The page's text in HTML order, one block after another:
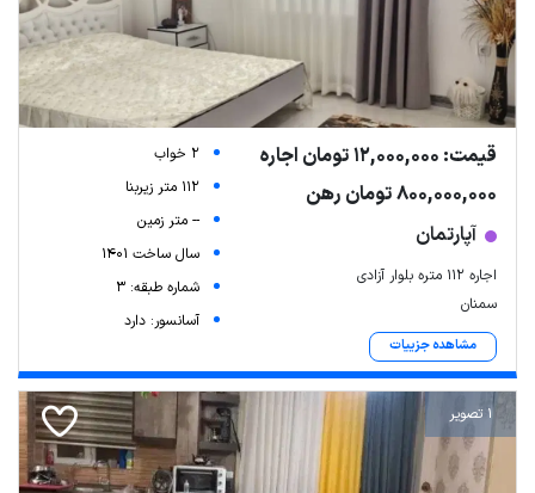
قیمت: 12,000,000 تومان اجاره
800,000,000 تومان رهن
آپارتمان
اجاره ۱۱۲ متره بلوار آزادی
سمنان
مشاهده جزییات
2 خواب
112 متر زیربنا
-- متر زمین
سال ساخت 1401
شماره طبقه: 3
آسانسور: دارد
1 تصویر